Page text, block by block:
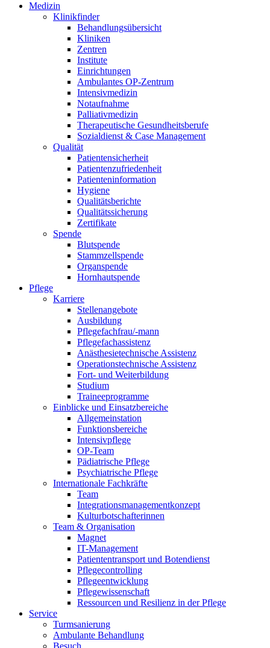
Medizin
Klinikfinder
Behandlungsübersicht
Kliniken
Zentren
Institute
Einrichtungen
Ambulantes OP-Zentrum
Intensivmedizin
Notaufnahme
Palliativmedizin
Therapeutische Gesundheitsberufe
Sozialdienst & Case Management
Qualität
Patientensicherheit
Patientenzufriedenheit
Patienteninformation
Hygiene
Qualitätsberichte
Qualitätssicherung
Zertifikate
Spende
Blutspende
Stammzellspende
Organspende
Hornhautspende
Pflege
Karriere
Stellenangebote
Ausbildung
Pflegefachfrau/-mann
Pflegefachassistenz
Anästhesietechnische Assistenz
Operationstechnische Assistenz
Fort- und Weiterbildung
Studium
Traineeprogramme
Einblicke und Einsatzbereiche
Allgemeinstation
Funktionsbereiche
Intensivpflege
OP-Team
Pädiatrische Pflege
Psychiatrische Pflege
Internationale Fachkräfte
Team
Integrationsmanagementkonzept
Kulturbotschafterinnen
Team & Organisation
Magnet
IT-Management
Patiententransport und Botendienst
Pflegecontrolling
Pflegeentwicklung
Pflegewissenschaft
Ressourcen und Resilienz in der Pflege
Service
Turmsanierung
Ambulante Behandlung